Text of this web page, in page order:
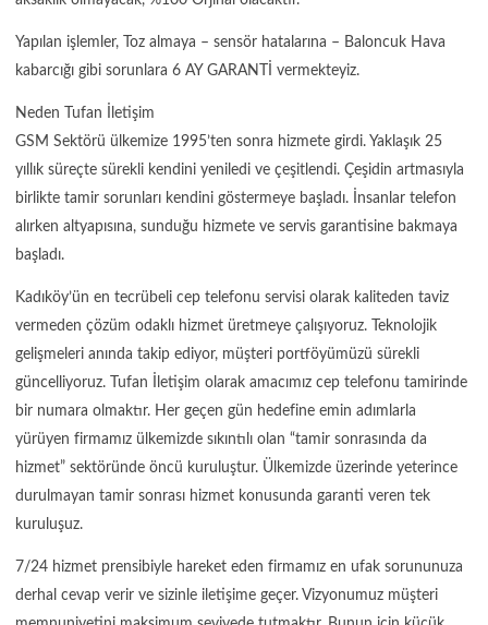
Yapılan işlemler, Toz almaya – sensör hatalarına – Baloncuk Hava
kabarcığı gibi sorunlara 6 AY GARANTİ vermekteyiz.
Neden Tufan İletişim
GSM Sektörü ülkemize 1995’ten sonra hizmete girdi. Yaklaşık 25
yıllık süreçte sürekli kendini yeniledi ve çeşitlendi. Çeşidin artmasıyla
birlikte tamir sorunları kendini göstermeye başladı. İnsanlar telefon
alırken altyapısına, sunduğu hizmete ve servis garantisine bakmaya
başladı.
Kadıköy’ün en tecrübeli cep telefonu servisi olarak kaliteden taviz
vermeden çözüm odaklı hizmet üretmeye çalışıyoruz. Teknolojik
gelişmeleri anında takip ediyor, müşteri portföyümüzü sürekli
güncelliyoruz. Tufan İletişim olarak amacımız cep telefonu tamirinde
bir numara olmaktır. Her geçen gün hedefine emin adımlarla
yürüyen firmamız ülkemizde sıkıntılı olan “tamir sonrasında da
hizmet” sektöründe öncü kuruluştur. Ülkemizde üzerinde yeterince
durulmayan tamir sonrası hizmet konusunda garanti veren tek
kuruluşuz.
7/24 hizmet prensibiyle hareket eden firmamız en ufak sorununuza
derhal cevap verir ve sizinle iletişime geçer. Vizyonumuz müşteri